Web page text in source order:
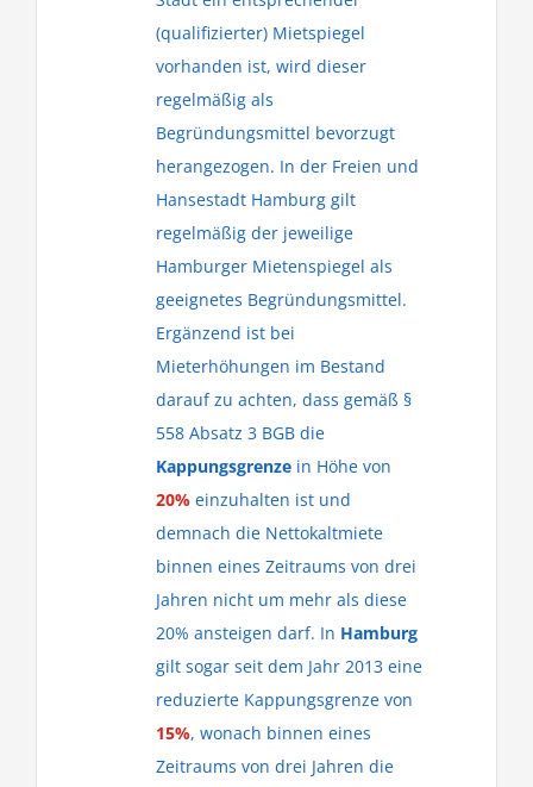
(qualifizierter) Mietspiegel
vorhanden ist, wird dieser
regelmäßig als
Begründungsmittel bevorzugt
herangezogen. In der Freien und
Hansestadt Hamburg gilt
regelmäßig der jeweilige
Hamburger Mietenspiegel als
geeignetes Begründungsmittel.
Ergänzend ist bei
Mieterhöhungen im Bestand
darauf zu achten, dass gemäß §
558 Absatz 3 BGB die
Kappungsgrenze in Höhe von
20% einzuhalten ist und
demnach die Nettokaltmiete
binnen eines Zeitraums von drei
Jahren nicht um mehr als diese
20% ansteigen darf. In Hamburg
gilt sogar seit dem Jahr 2013 eine
reduzierte Kappungsgrenze von
15%, wonach binnen eines
Zeitraums von drei Jahren die